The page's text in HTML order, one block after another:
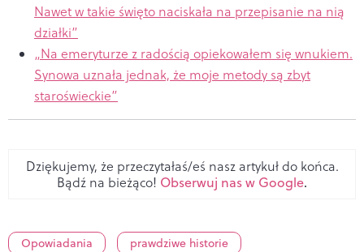
Nawet w takie święto naciskała na przepisanie na nią
działki”
„Na emeryturze z radością opiekowałem się wnukiem.
Synowa uznała jednak, że moje metody są zbyt
staroświeckie”
Dziękujemy, że przeczytałaś/eś nasz artykuł do końca.
Bądź na bieżąco! Obserwuj nas w Google.
Opowiadania
prawdziwe historie